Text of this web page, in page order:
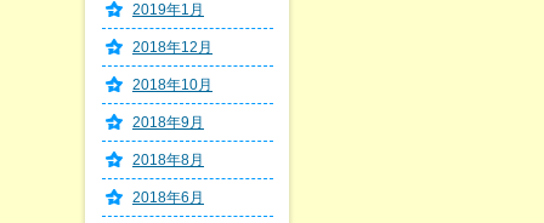
2019年1月
2018年12月
2018年10月
2018年9月
2018年8月
2018年6月